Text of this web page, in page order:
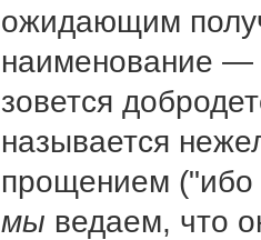
ожидающим
наименование —
зовется
называется
прощением ("ибо
мы ведаем, что